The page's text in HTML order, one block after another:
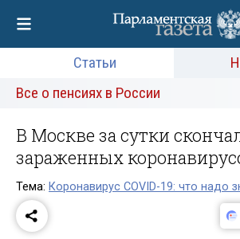
Статьи
Все о пенсиях в России
В Москве за сутки
зараженных
Тема: Коронавирус COVID-19: что надо